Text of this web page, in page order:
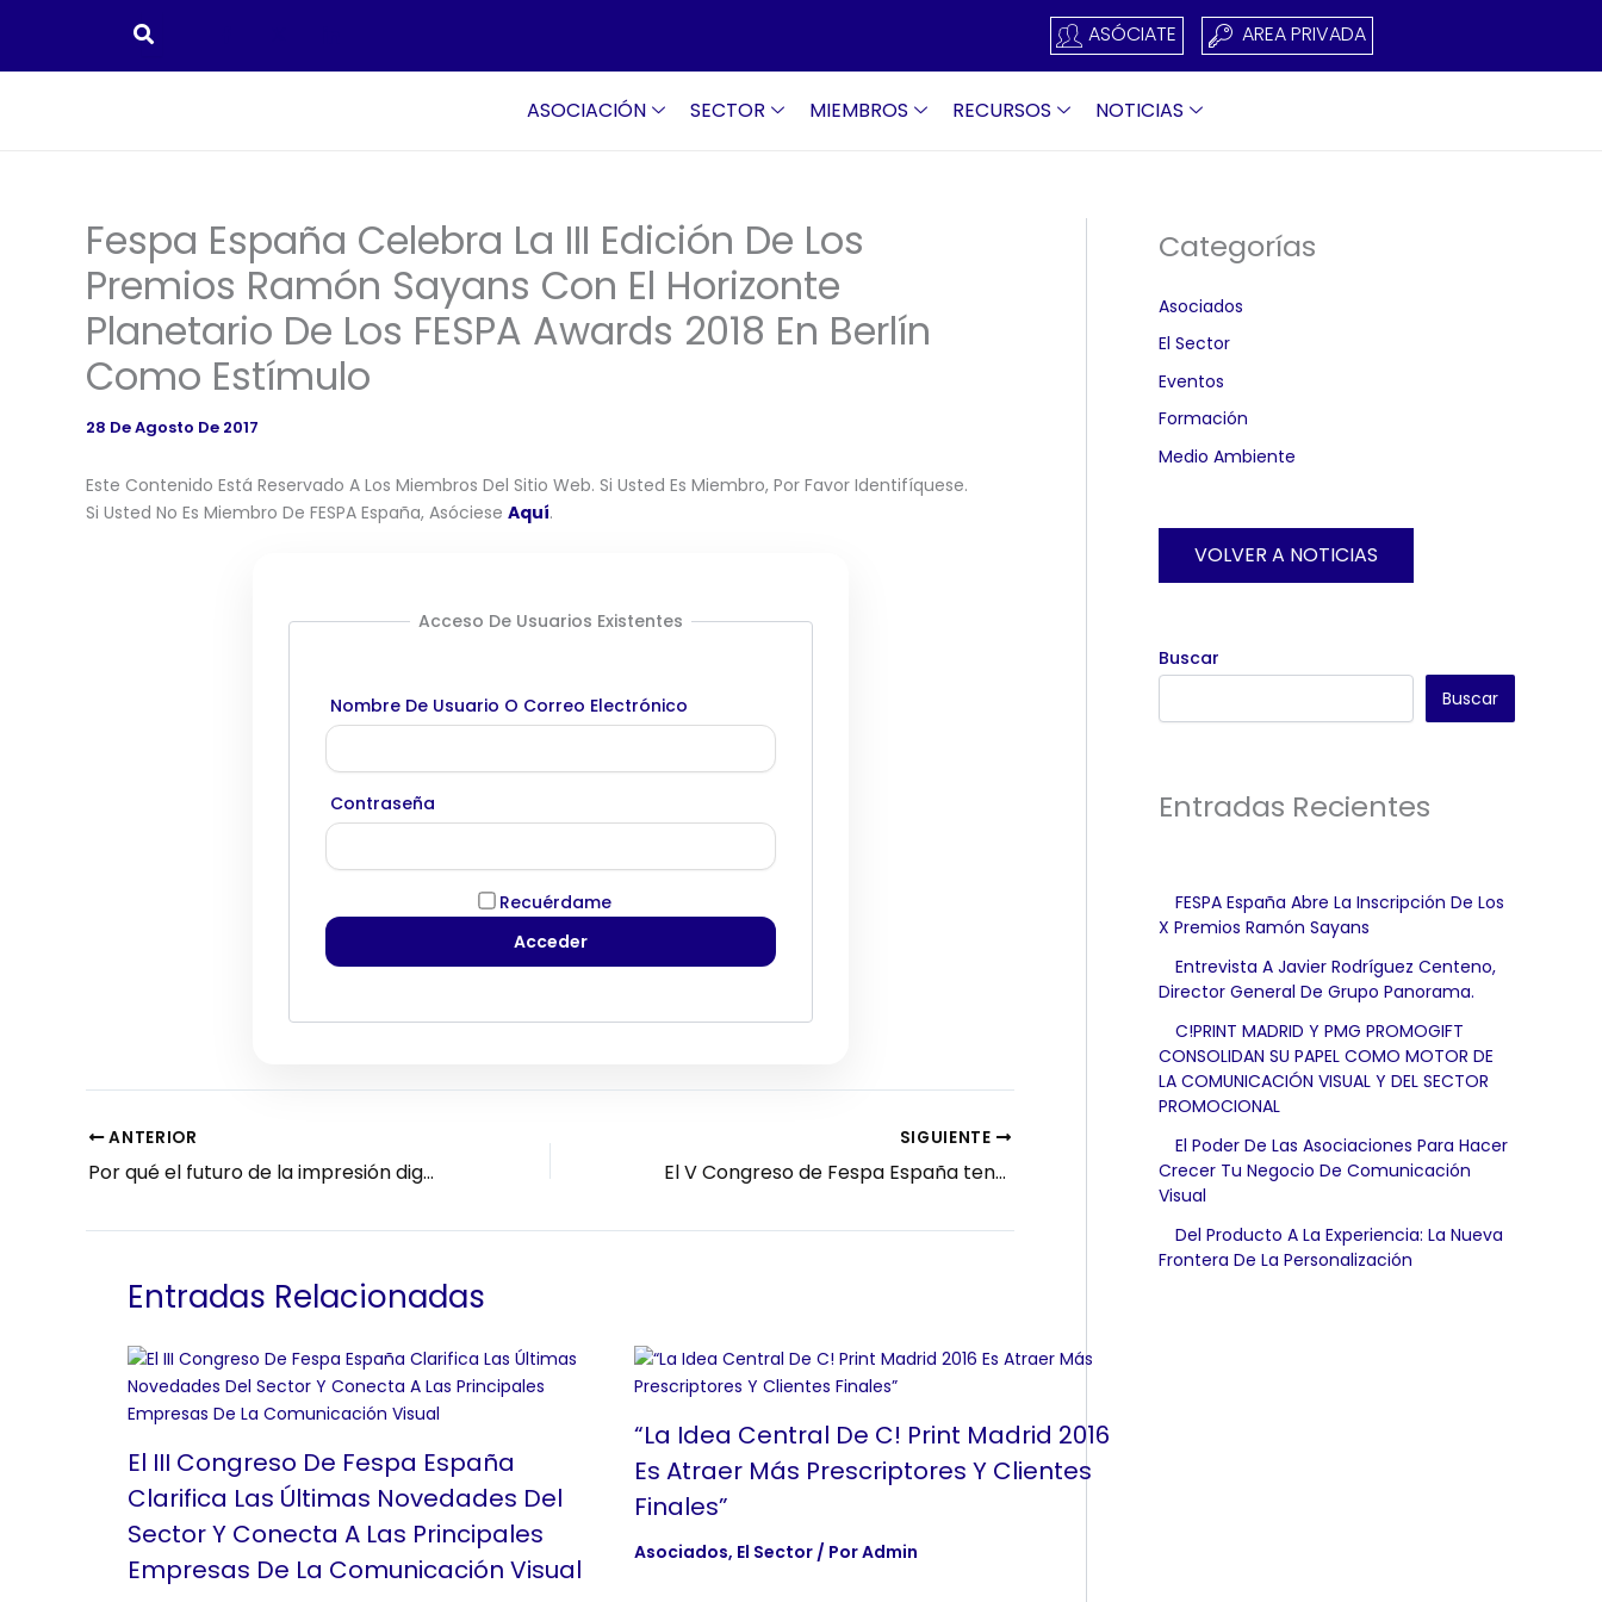
Contenido
ASÓCIATE AREA PRIVADA
ASOCIACIÓN SECTOR MIEMBROS RECURSOS NOTICIAS
Fespa España Celebra La III Edición De Los
Premios Ramón Sayans Con El Horizonte
Planetario De Los FESPA Awards 2018 En Berlín
Como Estímulo
28 De Agosto De 2017
Este Contenido Está Reservado A Los Miembros Del Sitio Web. Si Usted Es Miembro, Por Favor Identifíquese.
Si Usted No Es Miembro De FESPA España, Asóciese Aquí.
Acceso De Usuarios Existentes
Nombre De Usuario O Correo Electrónico
Contraseña
Recuérdame
ANTERIOR
Por qué el futuro de la impresión digital pasa por la colaboración
SIGUIENTE
El V Congreso de Fespa España tendrá lugar en Madrid el 28 de noviembre
Entradas Relacionadas
El III Congreso De Fespa España
Clarifica Las Últimas Novedades Del
Sector Y Conecta A Las Principales
Empresas De La Comunicación Visual
“La Idea Central De C! Print Madrid 2016
Es Atraer Más Prescriptores Y Clientes
Finales”
Asociados, El Sector / PorAdmin
Categorías
Asociados
El Sector
Eventos
Formación
Medio Ambiente
VOLVER A NOTICIAS
Buscar
Buscar
Entradas Recientes
FESPA España Abre La Inscripción De Los
X Premios Ramón Sayans
Entrevista A Javier Rodríguez Centeno,
Director General De Grupo Panorama.
C!PRINT MADRID Y PMG PROMOGIFT
CONSOLIDAN SU PAPEL COMO MOTOR DE
LA COMUNICACIÓN VISUAL Y DEL SECTOR
PROMOCIONAL
El Poder De Las Asociaciones Para Hacer
Crecer Tu Negocio De Comunicación
Visual
Del Producto A La Experiencia: La Nueva
Frontera De La Personalización